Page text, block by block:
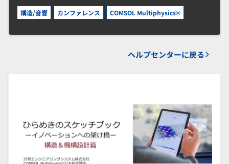
構造/音響 カンファレンス COMSOL Multiphysics®
ヘルプセンターに戻る